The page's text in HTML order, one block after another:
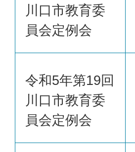
川口市教育委
員会定例会
令和5年第19回
川口市教育委
員会定例会